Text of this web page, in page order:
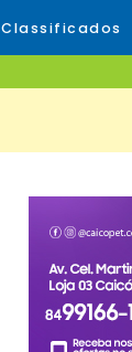
Classificados